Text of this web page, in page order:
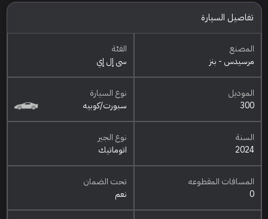
تفاصيل السيارة
المصنع
مرسيدس - بنز
الفئة
سي إل إي
الموديل
300
نوع السيارة
سبورت/كوبيه
السنة
2024
نوع الجير
اتوماتيك
المسافات المقطوعه
0
تحت الضمان
نعم